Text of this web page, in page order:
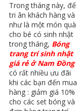
Trong tháng này, để
tri ân khách hàng và
như là một món quà
cho bé có sinh nhật
trong tháng, Bóng
trang trí sinh nhật
giá rẻ ở Nam Đồng
có rất nhiều ưu đãi
khi các bạn đến mua
hàng : giảm giá 10%
cho các set bóng và